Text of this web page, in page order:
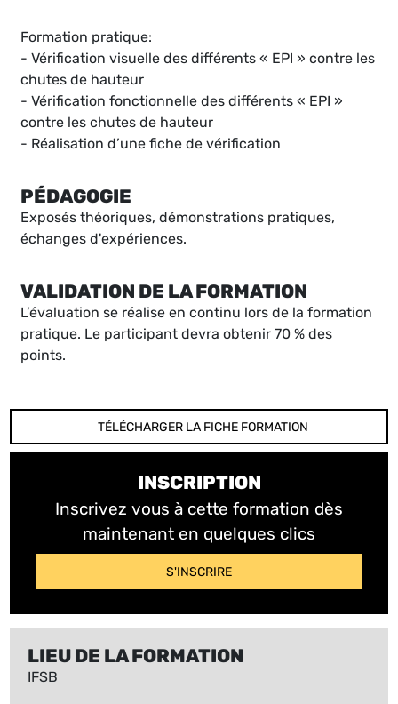
Formation pratique:
- Vérification visuelle des différents « EPI » contre les
chutes de hauteur
- Vérification fonctionnelle des différents « EPI »
contre les chutes de hauteur
- Réalisation d’une fiche de vérification
PÉDAGOGIE
Exposés théoriques, démonstrations pratiques,
échanges d'expériences.
VALIDATION DE LA FORMATION
L’évaluation se réalise en continu lors de la formation
pratique. Le participant devra obtenir 70 % des
points.
TÉLÉCHARGER LA FICHE FORMATION
INSCRIPTION
Inscrivez vous à cette formation dès
maintenant en quelques clics
S'INSCRIRE
LIEU DE LA FORMATION
IFSB